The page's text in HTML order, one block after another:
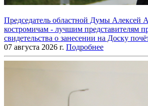
Председатель областной Думы Алексей
костромичам - лучшим представителям
свидетельства о занесении на Доску
07 августа 2026 г. Подробнее